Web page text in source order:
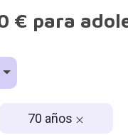
€ para
70 años